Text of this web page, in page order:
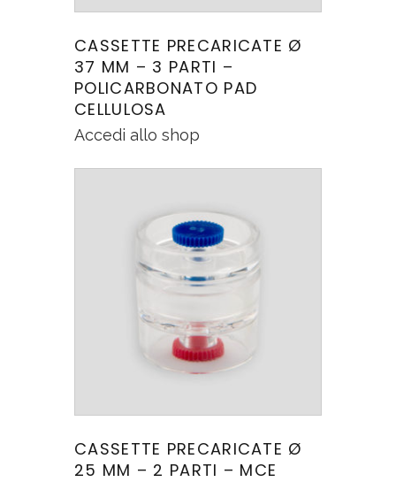
CASSETTE PRECARICATE Ø
37 MM – 3 PARTI –
POLICARBONATO PAD
CELLULOSA
Accedi allo shop
CASSETTE PRECARICATE Ø
25 MM – 2 PARTI – MCE